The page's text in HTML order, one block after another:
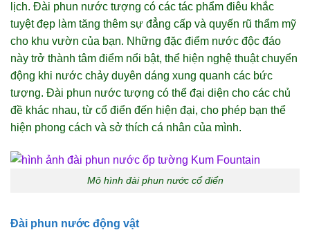
lịch. Đài phun nước tượng có các tác phẩm điêu khắc
tuyệt đẹp làm tăng thêm sự đẳng cấp và quyến rũ thẩm mỹ
cho khu vườn của bạn. Những đặc điểm nước độc đáo
này trở thành tâm điểm nổi bật, thể hiện nghệ thuật chuyển
động khi nước chảy duyên dáng xung quanh các bức
tượng. Đài phun nước tượng có thể đại diện cho các chủ
đề khác nhau, từ cổ điển đến hiện đại, cho phép bạn thể
hiện phong cách và sở thích cá nhân của mình.
Mô hình đài phun nước cổ điển
Đài phun nước động vật